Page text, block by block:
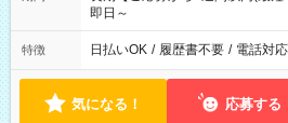
即日～
特徴 日払いOK / 履歴書不要 / 電話対
気になる！ 応募する